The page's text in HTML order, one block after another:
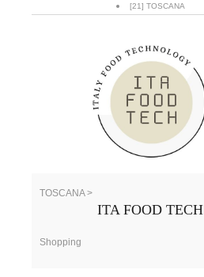
[21] TOSCANA
TOSCANA >
ITA FOOD TECH
Shopping